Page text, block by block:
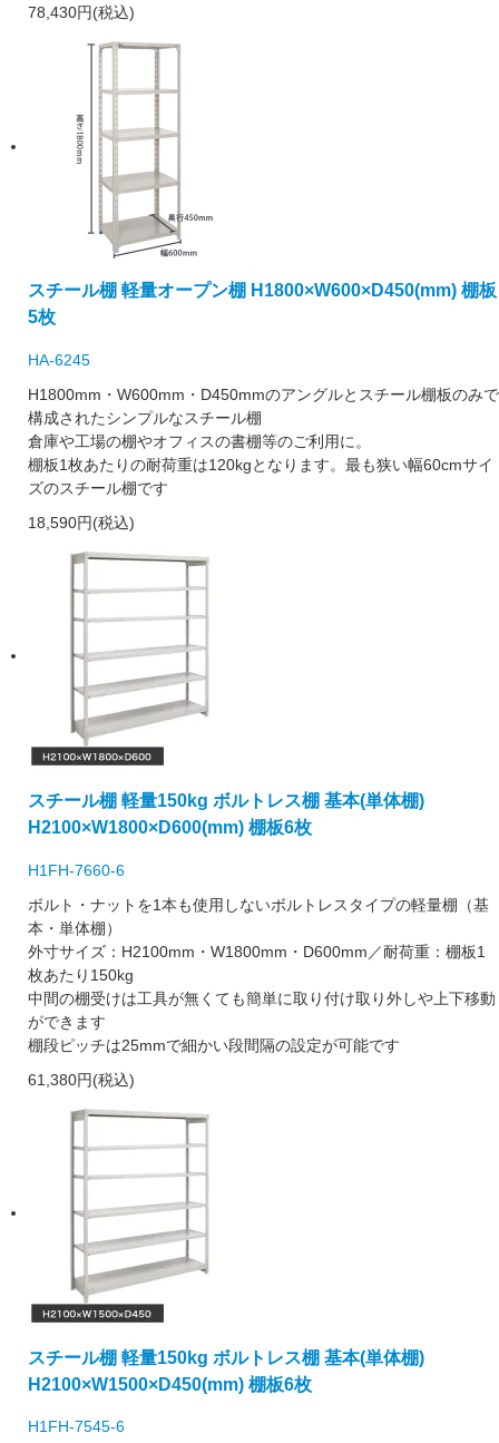
78,430円(税込)
スチール棚 軽量オープン棚 H1800×W600×D450(mm) 棚板
5枚
HA-6245
H1800mm・W600mm・D450mmのアングルとスチール棚板のみで
構成されたシンプルなスチール棚
倉庫や工場の棚やオフィスの書棚等のご利用に。
棚板1枚あたりの耐荷重は120kgとなります。最も狭い幅60cmサイ
ズのスチール棚です
18,590円(税込)
スチール棚 軽量150kg ボルトレス棚 基本(単体棚)
H2100×W1800×D600(mm) 棚板6枚
H1FH-7660-6
ボルト・ナットを1本も使用しないボルトレスタイプの軽量棚（基
本・単体棚）
外寸サイズ：H2100mm・W1800mm・D600mm／耐荷重：棚板1
枚あたり150kg
中間の棚受けは工具が無くても簡単に取り付け取り外しや上下移動
ができます
棚段ピッチは25mmで細かい段間隔の設定が可能です
61,380円(税込)
スチール棚 軽量150kg ボルトレス棚 基本(単体棚)
H2100×W1500×D450(mm) 棚板6枚
H1FH-7545-6